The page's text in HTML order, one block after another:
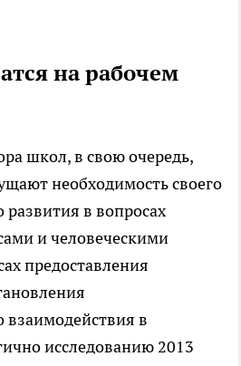
на рабочем
школ, в свою очередь,
необходимость своего
в вопросах
и человеческими
предоставления
взаимодействия в
исследованию 2013